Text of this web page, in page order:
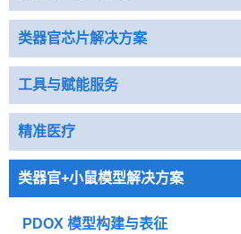
类器官芯片解决方案
工具与赋能服务
精准医疗
类器官+小鼠模型解决方案
PDOX 模型构建与表征